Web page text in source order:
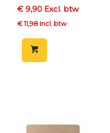
€ 9,90 Excl. btw
€ 11,98 Incl. btw